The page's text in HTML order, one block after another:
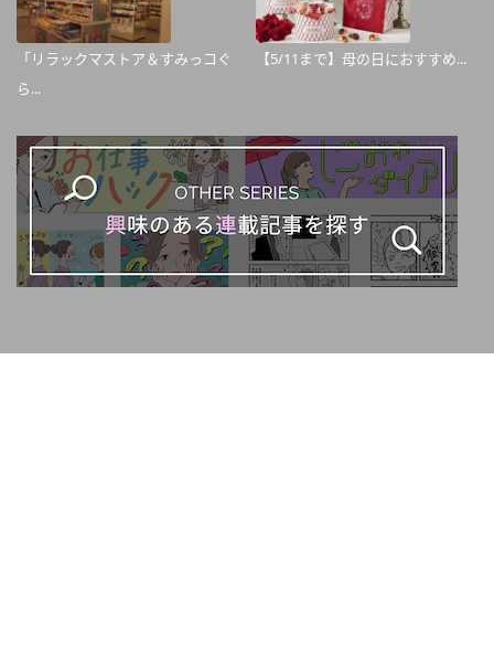
「リラックマストア＆すみっコぐ
ら...
【5/11まで】母の日におすすめ...